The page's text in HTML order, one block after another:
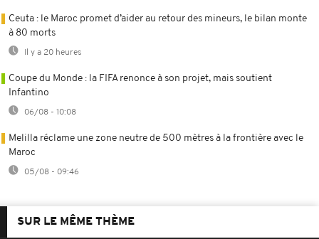
Ceuta : le Maroc promet d’aider au retour des mineurs, le bilan monte
à 80 morts
Il y a 20 heures
Coupe du Monde : la FIFA renonce à son projet, mais soutient
Infantino
06/08 - 10:08
Melilla réclame une zone neutre de 500 mètres à la frontière avec le
Maroc
05/08 - 09:46
SUR LE MÊME THÈME